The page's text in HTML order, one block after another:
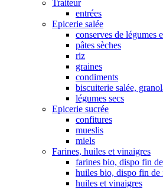
Traiteur
entrées
Epicerie salée
conserves de légumes
pâtes sèches
riz
graines
condiments
biscuiterie salée,
légumes secs
Epicerie sucrée
confitures
mueslis
miels
Farines, huiles et vinaigres
farines bio, dispo fin
huiles bio, dispo fin de
huiles et vinaigres